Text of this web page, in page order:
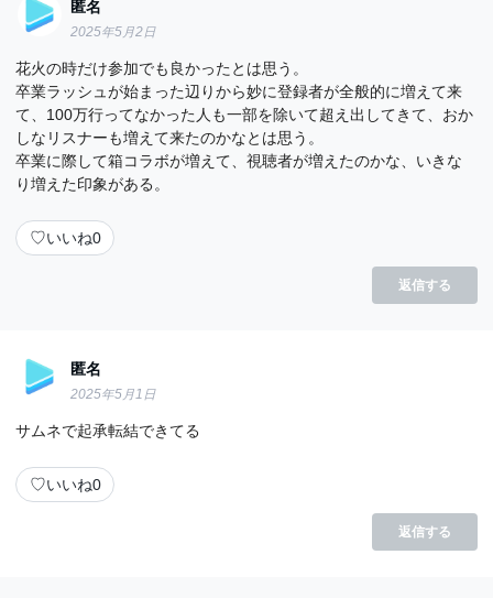
匿名
2025年5月2日
花火の時だけ参加でも良かったとは思う。
卒業ラッシュが始まった辺りから妙に登録者が全般的に増えて来
て、100万行ってなかった人も一部を除いて超え出してきて、おか
しなリスナーも増えて来たのかなとは思う。
卒業に際して箱コラボが増えて、視聴者が増えたのかな、いきな
り増えた印象がある。
♡いいね0
返信する
匿名
2025年5月1日
サムネで起承転結できてる
♡いいね0
返信する